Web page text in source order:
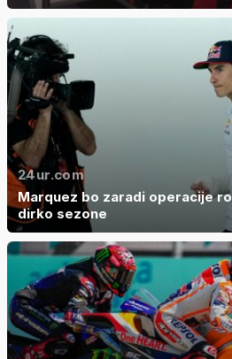
24ur.com
Marquez bo zaradi operacije
dirko sezone